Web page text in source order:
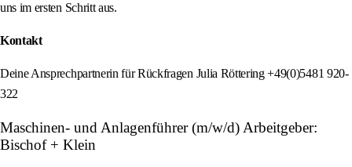
uns im ersten Schritt aus.
Kontakt
Deine Ansprechpartnerin für Rückfragen Julia Röttering +49(0)5481 920-
322
Maschinen- und Anlagenführer (m/w/d) Arbeitgeber:
Bischof + Klein